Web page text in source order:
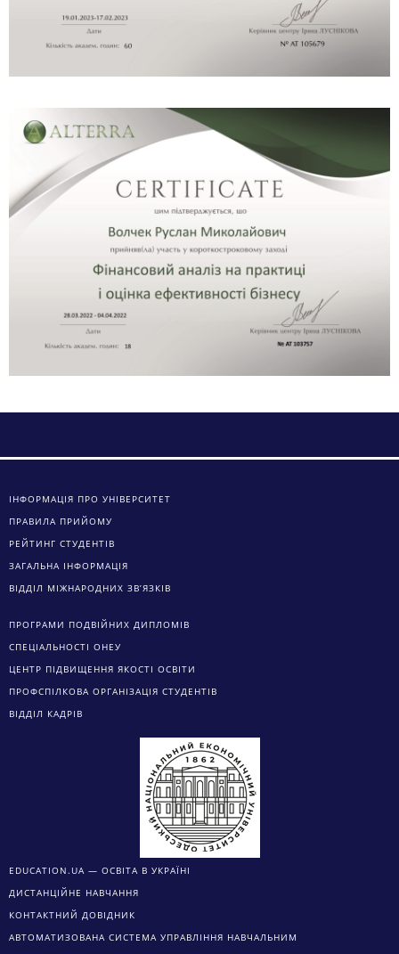
ІНФОРМАЦІЯ ПРО УНІВЕРСИТЕТ
ПРАВИЛА ПРИЙОМУ
РЕЙТИНГ СТУДЕНТІВ
ЗАГАЛЬНА ІНФОРМАЦІЯ
ВІДДІЛ МІЖНАРОДНИХ ЗВ’ЯЗКІВ
ПРОГРАМИ ПОДВІЙНИХ ДИПЛОМІВ
СПЕЦІАЛЬНОСТІ ОНЕУ
ЦЕНТР ПІДВИЩЕННЯ ЯКОСТІ ОСВІТИ
ПРОФСПІЛКОВА ОРГАНІЗАЦІЯ СТУДЕНТІВ
ВІДДІЛ КАДРІВ
EDUCATION.UA — ОСВІТА В УКРАЇНІ
ДИСТАНЦІЙНЕ НАВЧАННЯ
КОНТАКТНИЙ ДОВІДНИК
АВТОМАТИЗОВАНА СИСТЕМА УПРАВЛІННЯ НАВЧАЛЬНИМ